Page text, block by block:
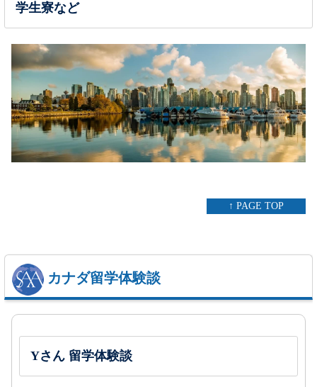
学生寮など
↑ PAGE TOP
カナダ留学体験談
Yさん 留学体験談